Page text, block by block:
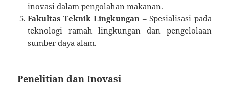
inovasi dalam pengolahan makanan.
Fakultas Teknik Lingkungan – Spesialisasi pada
teknologi ramah lingkungan dan pengelolaan
sumber daya alam.
Penelitian dan Inovasi